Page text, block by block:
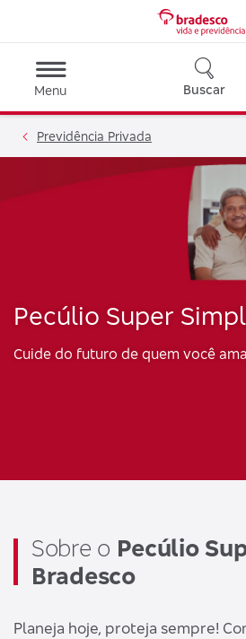
Menu Buscar
Previdência Privada
Pecúlio Super
Cuide do futuro de quem você ama
Sobre o Pecúlio
Bradesco
Planeja hoje, proteja sempre!